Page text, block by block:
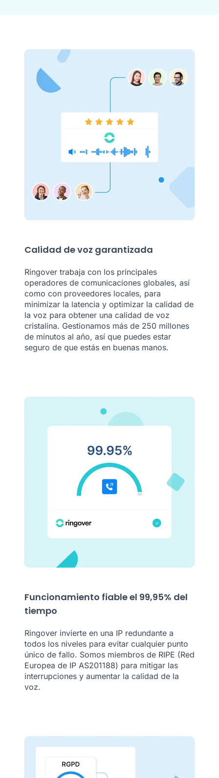
Calidad de voz garantizada
Ringover trabaja con los principales
operadores de comunicaciones globales, así
como con proveedores locales, para
minimizar la latencia y optimizar la calidad de
la voz para obtener una calidad de voz
cristalina. Gestionamos más de 250 millones
de minutos al año, así que puedes estar
seguro de que estás en buenas manos.
Funcionamiento fiable el 99,95% del
tiempo
Ringover invierte en una IP redundante a
todos los niveles para evitar cualquier punto
único de fallo. Somos miembros de RIPE (Red
Europea de IP AS201188) para mitigar las
interrupciones y aumentar la calidad de la
voz.